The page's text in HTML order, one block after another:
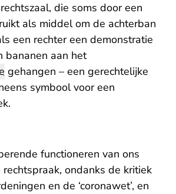
die soms door een
als middel om de achterban
een rechter een demonstratie
bananen aan het
gehangen – een gerechtelijke
symbool voor een
functioneren van ons
ondanks de kritiek
en de ‘coronawet’, en